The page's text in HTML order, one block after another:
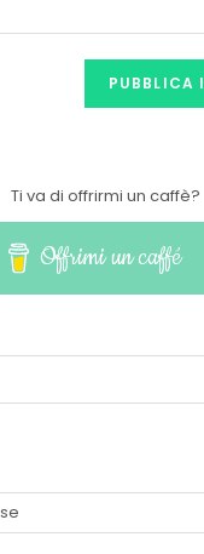
Ti va di offrirmi un caffè?
Offrimi un caffé